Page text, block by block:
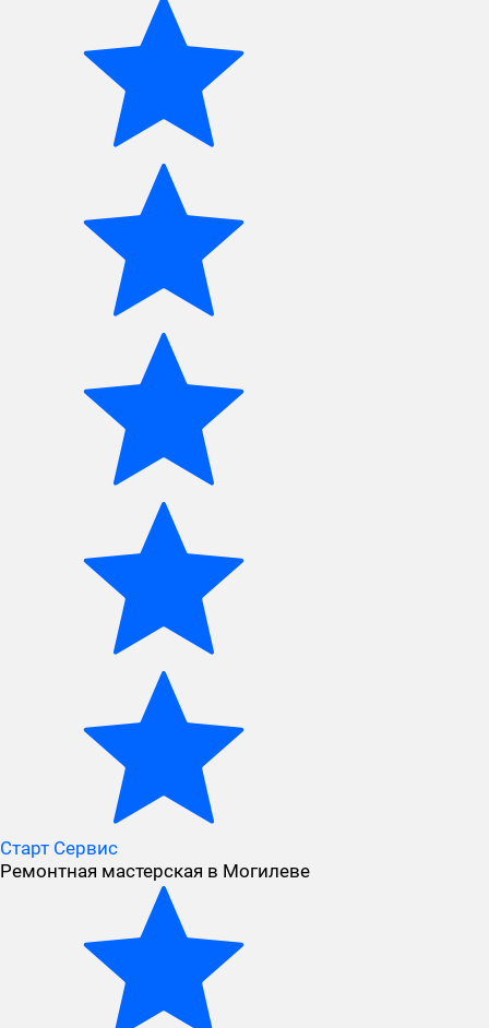
Старт Сервис
Ремонтная мастерская в Могилеве